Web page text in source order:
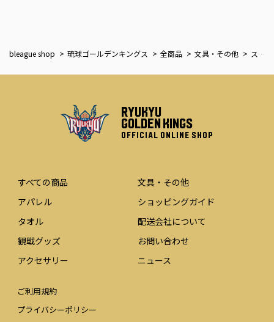
bleague shop 琉球ゴールデンキングス 全商品 文具・その他 スクエアマグネット [コミック風ゴーディー]
RYUKYU
GOLDEN KINGS
OFFICIAL ONLINE SHOP
すべての商品
アパレル
タオル
観戦グッズ
アクセサリー
文具・その他
ショッピングガイド
配送会社について
お問い合わせ
ニュース
ご利用規約
プライバシーポリシー